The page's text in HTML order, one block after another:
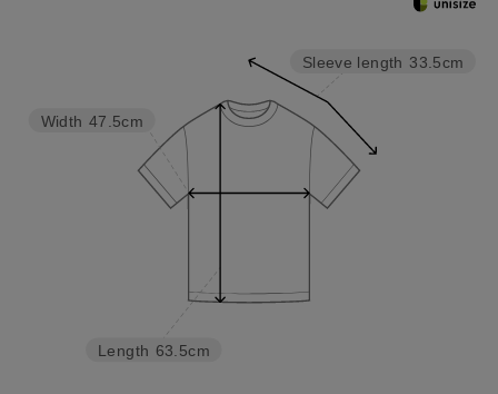
Sleeve length 33.5cm
Length 63.5cm
Width 47.5cm